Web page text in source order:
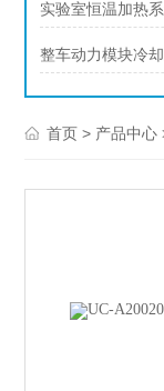
实验室恒温加热
整车动力模块冷
首页 > 产品中心